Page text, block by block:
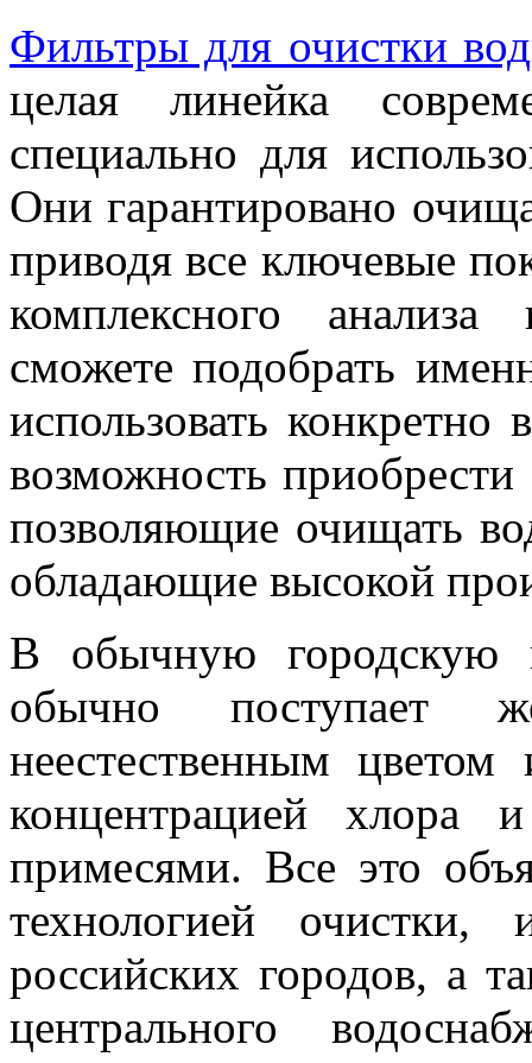
Фильтры для очистки
целая линейка
специально для
Они гарантировано
приводя все ключевые
комплексного
сможете подобрать
использовать
возможность
позволяющие очищать
обладающие высокой
В обычную городскую
обычно поступает
неестественным
концентрацией хлора
примесями. Все это
технологией очистки,
российских городов, а
центрального